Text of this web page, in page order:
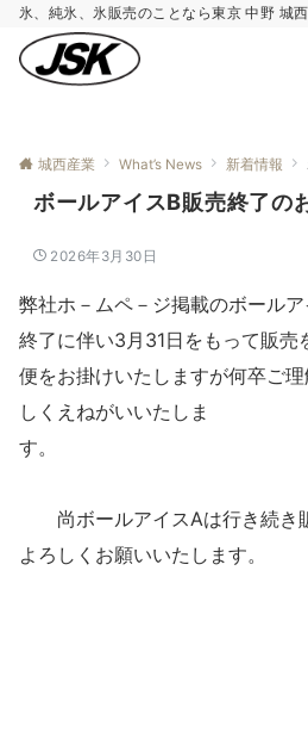
氷、純氷、氷販売のことなら東京 中野 城
城西産業 What’s News 新着情報
ボールアイスB販売終了の
2026年3月30日
弊社ホ－ムペ－ジ掲載のボール
終了に伴い3月31日をもって販売
便をお掛けいたしますが何卒ご
しくえねがいいたしま
す
尚ボールアイスAは行き続き
よろしくお願いいたします。